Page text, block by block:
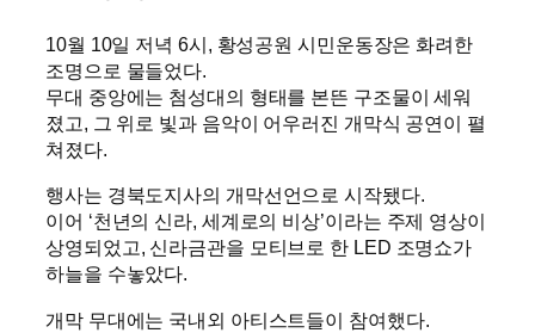
10월 10일 저녁 6시, 황성공원 시민운동장은 화려한
조명으로 물들었다.
무대 중앙에는 첨성대의 형태를 본뜬 구조물이 세워
졌고, 그 위로 빛과 음악이 어우러진 개막식 공연이 펼
쳐졌다.
행사는 경북도지사의 개막선언으로 시작됐다.
이어 ‘천년의 신라, 세계로의 비상’이라는 주제 영상이
상영되었고, 신라금관을 모티브로 한 LED 조명쇼가
하늘을 수놓았다.
개막 무대에는 국내외 아티스트들이 참여했다.